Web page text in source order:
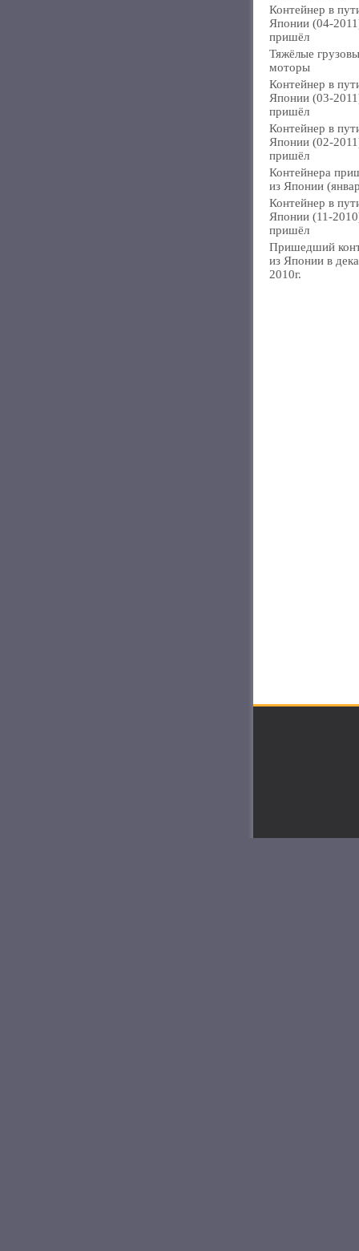
Контейнер в
Японии (04-
пришёл
Тяжёлые
моторы
Контейнер в
Японии (03-
пришёл
Контейнер в
Японии (02-
пришёл
Контейнера
из Японии
Контейнер в
Японии (11-
пришёл
Пришедший
из Японии в
2010г.